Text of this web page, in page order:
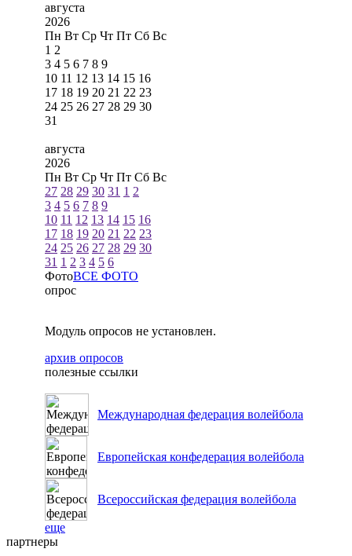
августа
2026
Пн Вт Ср Чт Пт Сб Вс
1 2
3 4 5 6 7 8 9
10 11 12 13 14 15 16
17 18 19 20 21 22 23
24 25 26 27 28 29 30
31
августа
2026
Пн Вт Ср Чт Пт Сб Вс
27 28 29 30 31 1 2
3 4 5 6 7 8 9
10 11 12 13 14 15 16
17 18 19 20 21 22 23
24 25 26 27 28 29 30
31 1 2 3 4 5 6
ФотоВСЕ ФОТО
опрос
Модуль опросов не установлен.
архив опросов
полезные ссылки
Международная федерация волейбола
Европейская конфедерация волейбола
Всероссийская федерация волейбола
еще
партнеры